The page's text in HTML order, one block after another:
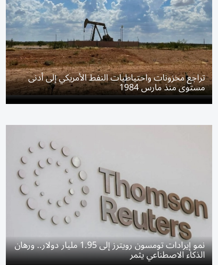
تراجع مخزونات واحتياطيات النفط الأمريكي إلى أدنى
مستوى منذ مارس 1984
نمو إيرادات تومسون رويترز إلى 1.95 مليار دولار.. ورهان
الذكاء الاصطناعي يثمر